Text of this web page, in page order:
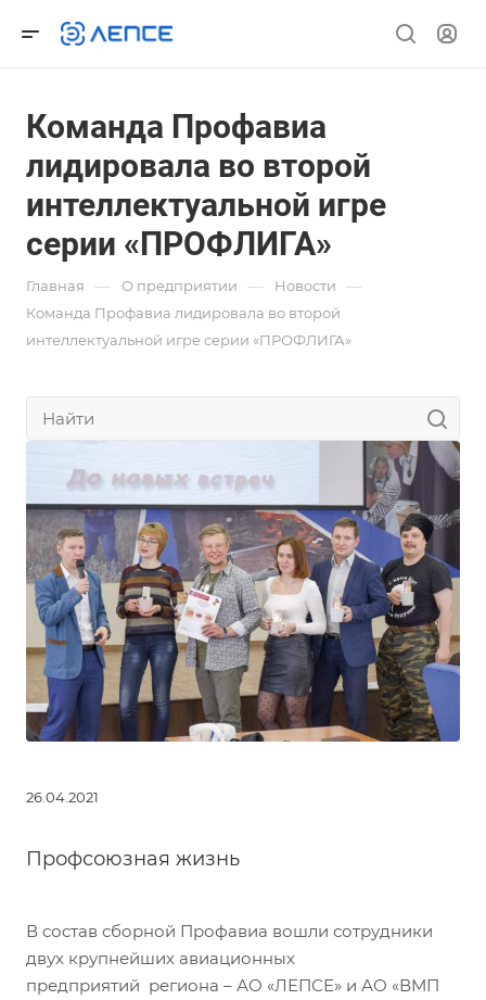
Команда Профавиа
лидировала во второй
интеллектуальной игре
серии «ПРОФЛИГА»
Главная — О предприятии — Новости —
Команда Профавиа лидировала во второй
интеллектуальной игре серии «ПРОФЛИГА»
26.04.2021
Профсоюзная жизнь
В состав сборной Профавиа вошли сотрудники
двух крупнейших авиационных
предприятий региона – АО «ЛЕПСЕ» и АО «ВМП